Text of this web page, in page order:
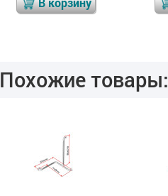
Похожие товары: